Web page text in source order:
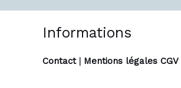
Informations
Contact| Mentions légales CGV|